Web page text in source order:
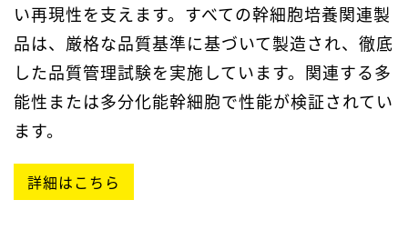
い再現性を支えます。すべての幹細胞培養関連製
品は、厳格な品質基準に基づいて製造され、徹底
した品質管理試験を実施しています。関連する多
能性または多分化能幹細胞で性能が検証されてい
ます。
詳細はこちら